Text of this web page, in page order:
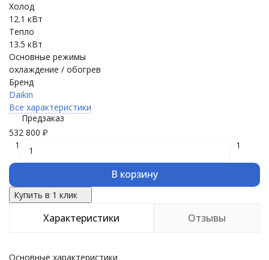
Холод
12.1 кВт
Тепло
13.5 кВт
Основные режимы
охлаждение / обогрев
Бренд
Daikin
Все характеристики
Предзаказ
532 800 ₽
1
1
В корзину
Купить в 1 клик
Характеристики Отзывы
Основные характеристики